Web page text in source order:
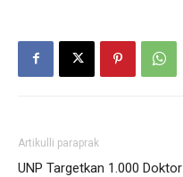
Artikulli paraprak
UNP Targetkan 1.000 Doktor